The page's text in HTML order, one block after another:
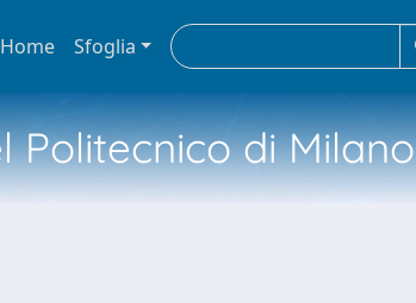
Home Sfoglia
di Milano